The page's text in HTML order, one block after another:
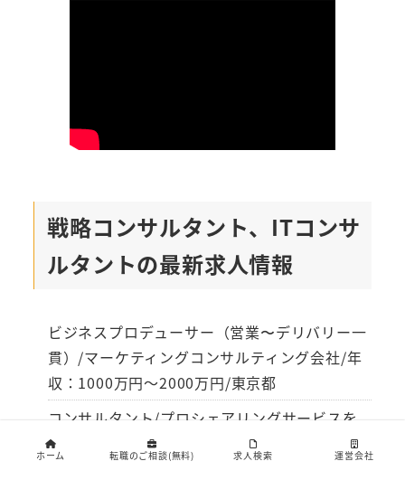
戦略コンサルタント、ITコンサ
ルタントの最新求人情報
ビジネスプロデューサー（営業〜デリバリー一
貫）/マーケティングコンサルティング会社/年
収：1000万円～2000万円/東京都
コンサルタント/プロシェアリングサービスを
行う急成長企業/年収：～1000万円/東京都
ホーム 転職のご相談(無料) 求人検索 運営会社